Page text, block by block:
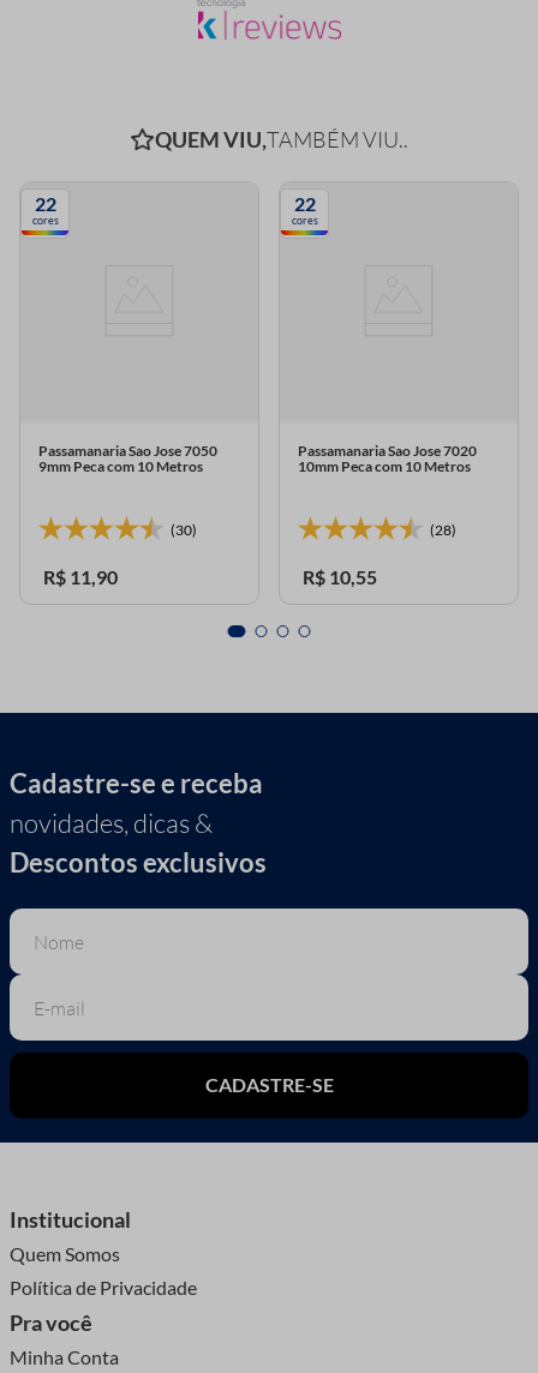
QUEM VIU,TAMBÉM VIU..
22
cores
Passamanaria Sao Jose 7050
9mm Peca com 10 Metros
(30)
R$ 11,90
22
cores
Passamanaria Sao Jose 7020
10mm Peca com 10 Metros
(28)
R$ 10,55
Cadastre-se e receba
novidades, dicas &
Descontos exclusivos
CADASTRE-SE
Institucional
Quem Somos
Política de Privacidade
Pra você
Minha Conta